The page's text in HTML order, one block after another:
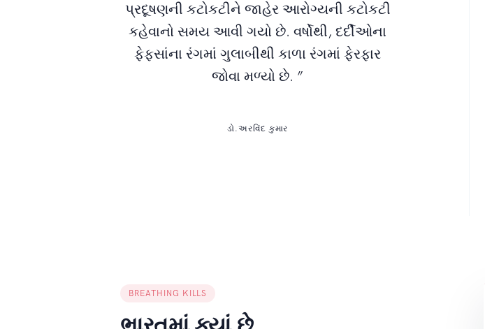
પ્રદૂષણની કટોકટીને જાહેર આરોગ્યની કટોકટી
કહેવાનો સમય આવી ગયો છે. વર્ષોથી, દર્દીઓના
ફેફસાંના રંગમાં ગુલાબીથી કાળા રંગમાં ફેરફાર
જોવા મળ્યો છે. ”
ડો.અરવિંદ કુમાર
BREATHING KILLS